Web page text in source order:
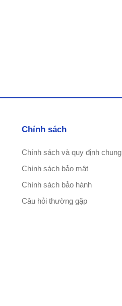
Chính sách
Chính sách và quy định chung
Chính sách bảo mật
Chính sách bảo hành
Câu hỏi thường gặp